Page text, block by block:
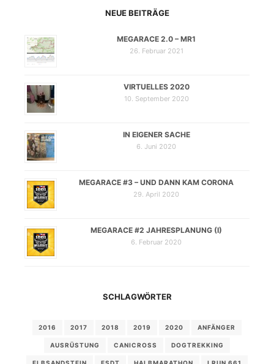
NEUE BEITRÄGE
MEGARACE 2.0 – MR1
26. Februar 2021
VIRTUELLES 2020
10. September 2020
IN EIGENER SACHE
6. Juni 2020
MEGARACE #3 – UND DANN KAM CORONA
29. April 2020
MEGARACE #2 JAHRESPLANUNG (I)
6. Februar 2020
SCHLAGWÖRTER
2016 2017 2018 2019 2020 ANFÄNGER
AUSRÜSTUNG CANICROSS DOGTREKKING